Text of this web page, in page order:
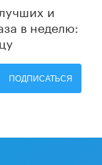
и
в неделю:
ПОДПИСАТЬСЯ